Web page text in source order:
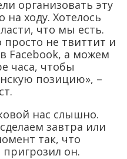
организовать эту
ходу. Хотелось
что мы есть.
не твиттит и
Facebook, а можем
часа, чтобы
позицию», –
нас слышно.
завтра или
так, что
пригрозил он.